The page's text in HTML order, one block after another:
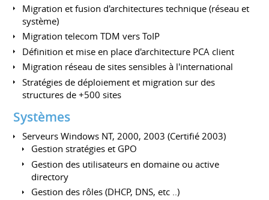
Migration et fusion d'architectures technique (réseau et
système)
Migration telecom TDM vers ToIP
Définition et mise en place d'architecture PCA client
Migration réseau de sites sensibles à l'international
Stratégies de déploiement et migration sur des
structures de +500 sites
Systèmes
Serveurs Windows NT, 2000, 2003 (Certifié 2003)
Gestion stratégies et GPO
Gestion des utilisateurs en domaine ou active
directory
Gestion des rôles (DHCP, DNS, etc ..)